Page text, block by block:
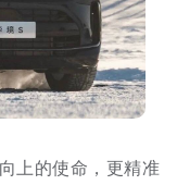
上的使命，更精准